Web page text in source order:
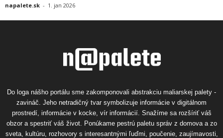
napalete.sk - 1. jan 2026
Do loga nášho portálu sme zakomponovali abstrakciu maliarskej palety -
zavináč. Jeho netradičný tvar symbolizuje informácie v digitálnom
prostredí, informácie v kocke, vír informácií. Snažíme sa rozšíriť váš
obzor a spestriť váš život. Ponúkame pestrú paletu správ z domova a zo
sveta, kultúru, rozhovory s interesantnými ľuďmi, poučenie, zaujímavosti,